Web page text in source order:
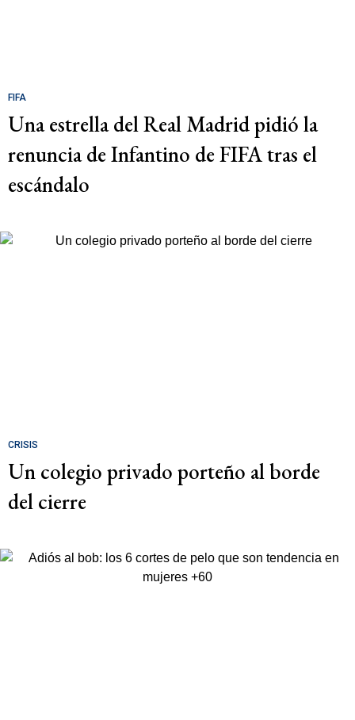
FIFA
Una estrella del Real Madrid pidió la
renuncia de Infantino de FIFA tras el
escándalo
CRISIS
Un colegio privado porteño al borde
del cierre